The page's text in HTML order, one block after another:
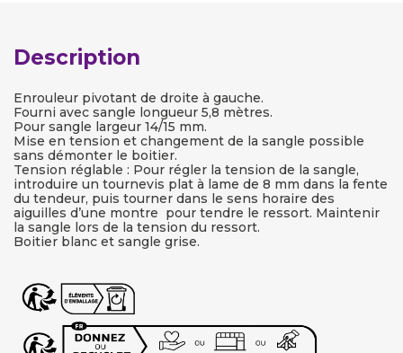
Description
Enrouleur pivotant de droite à gauche.
Fourni avec sangle longueur 5,8 mètres.
Pour sangle largeur 14/15 mm.
Mise en tension et changement de la sangle possible
sans démonter le boitier.
Tension réglable : Pour régler la tension de la sangle,
introduire un tournevis plat à lame de 8 mm dans la fente
du tendeur, puis tourner dans le sens horaire des
aiguilles d’une montre pour tendre le ressort. Maintenir
la sangle lors de la tension du ressort.
Boitier blanc et sangle grise.